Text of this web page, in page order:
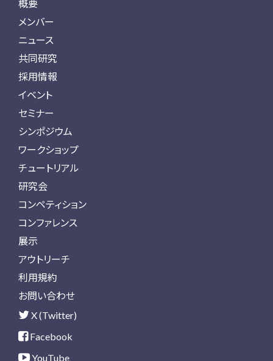
概要
メンバー
ニュース
共同研究
採用情報
イベント
セミナー
シンポジウム
ワークショップ
チュートリアル
研究会
コンペティション
コンファレンス
展示
アウトリーチ
利用規約
お問い合わせ
X (Twitter)
Facebook
YouTube